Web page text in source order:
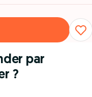
par
?